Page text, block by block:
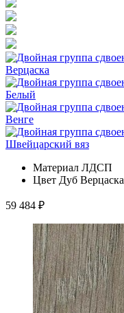
Материал ЛДСП
Цвет Дуб Верцаска
59 484 ₽